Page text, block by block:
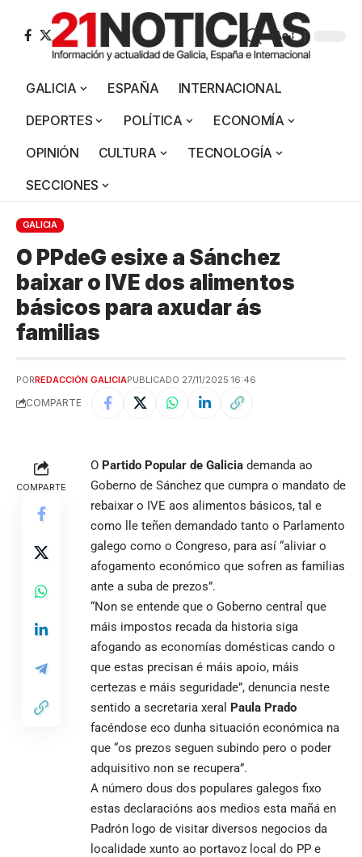
Aa
GALICIA ESPAÑA
INTERNACIONAL
DEPORTES
POLÍTICA
ECONOMÍA
OPINIÓN
CULTURA
TECNOLOGÍA
SECCIONES
GALICIA
O PPdeG esixe a Sánchez
baixar o IVE dos alimentos
básicos para axudar ás
familias
PORREDACCIÓN GALICIAPUBLICADO 27/11/2025 16:46
COMPARTE
COMPARTE
O Partido Popular de Galicia demanda ao
Goberno de Sánchez que cumpra o mandato de
rebaixar o IVE aos alimentos básicos, tal e
como lle teñen demandado tanto o Parlamento
galego como o Congreso, para así “aliviar o
afogamento económico que sofren as familias
ante a suba de prezos”.
“Non se entende que o Goberno central que
máis impostos recada da historia siga
afogando as economías domésticas cando o
que estas precisan é máis apoio, máis
certezas e máis seguridade”, denuncia neste
sentido a secretaria xeral Paula Prado
facéndose eco dunha situación económica na
que “os prezos seguen subindo pero o poder
adquisitivo non se recupera”.
A número dous dos populares galegos fixo
estas declaracións aos medios esta mañá en
Padrón logo de visitar diversos negocios da
localidade xunto ao portavoz local do PP e